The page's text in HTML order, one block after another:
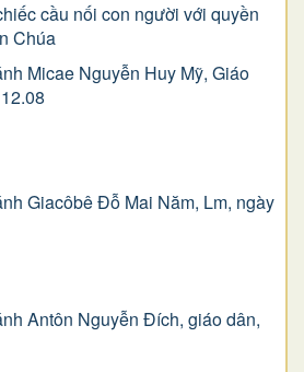
cầu nối con người với quyền
Chúa
Micae Nguyễn Huy Mỹ, Giáo
Giacôbê Ðỗ Mai Năm, Lm, ngày
Antôn Nguyễn Ðích, giáo dân,